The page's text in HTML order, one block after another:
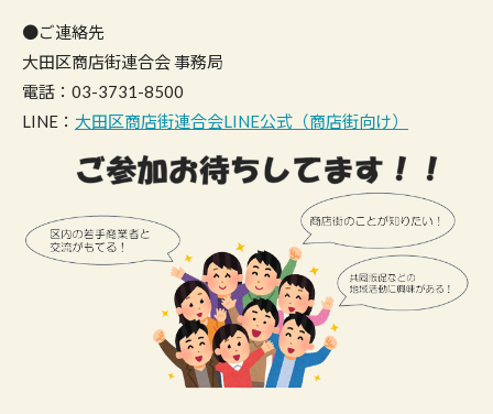
●ご連絡先
大田区商店街連合会 事務局
電話：03-3731-8500
LINE： 大田区商店街連合会LINE公式（商店街向け）